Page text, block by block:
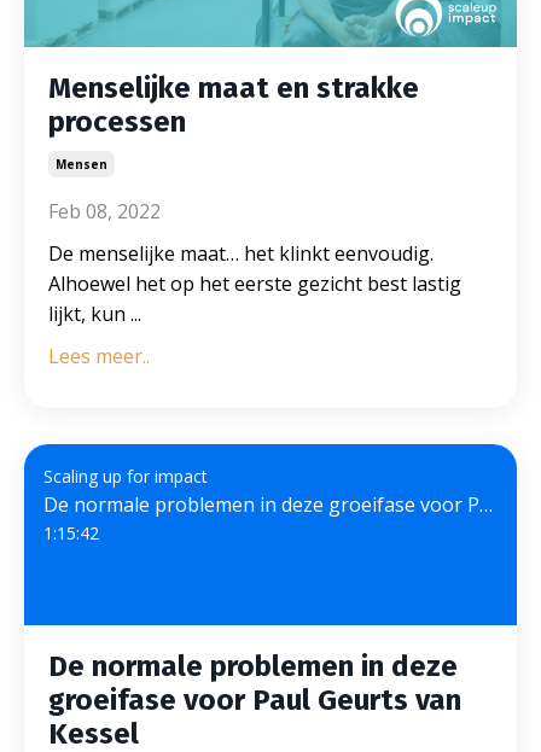
Menselijke maat en strakke
processen
Mensen
Feb 08, 2022
De menselijke maat… het klinkt eenvoudig.
Alhoewel het op het eerste gezicht best lastig
lijkt, kun ...
Lees meer..
Scaling up for impact
De normale problemen in deze groeifase voor Paul Geurts van Kessel
1:15:42
De normale problemen in deze
groeifase voor Paul Geurts van
Kessel